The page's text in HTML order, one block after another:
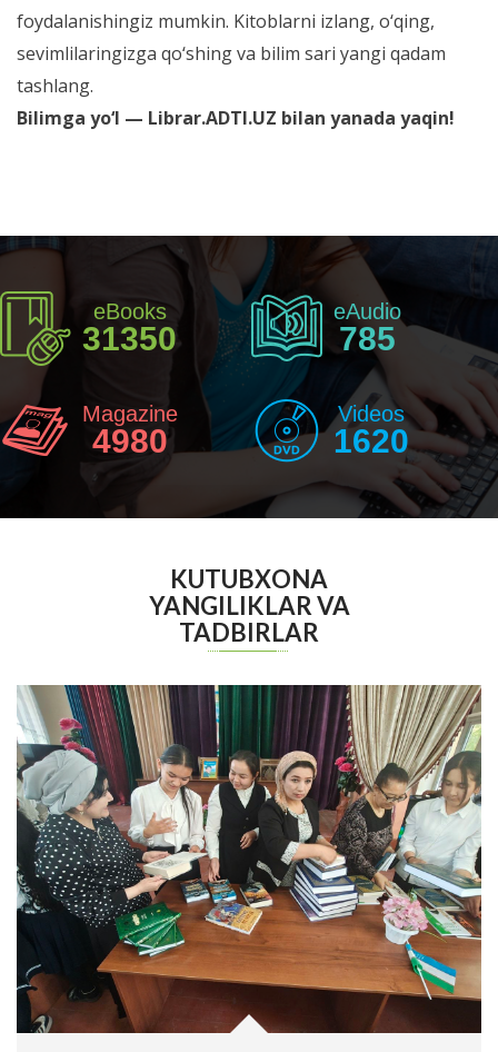
foydalanishingiz mumkin. Kitoblarni izlang, o‘qing,
sevimlilaringizga qo‘shing va bilim sari yangi qadam
tashlang.
Bilimga yo‘l — Librar.ADTI.UZ bilan yanada yaqin!
eBooks
31350
eAudio
785
Magazine
4980
Videos
1620
KUTUBXONA
YANGILIKLAR VA
TADBIRLAR